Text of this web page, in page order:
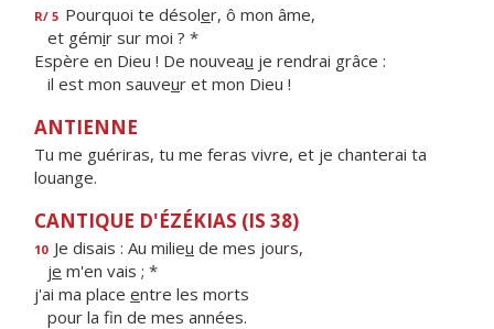
R/ 5 Pourquoi te désoler, ô mon âme,
et gémir sur moi ? *
Espère en Dieu ! De nouveau je rendrai grâce :
il est mon sauveur et mon Dieu !
ANTIENNE
Tu me guériras, tu me feras vivre, et je chanterai ta
louange.
CANTIQUE D'ÉZÉKIAS (IS 38)
10 Je disais : Au milieu de mes jours,
je m'en vais ; *
j'ai ma place entre les morts
pour la fn de mes années.